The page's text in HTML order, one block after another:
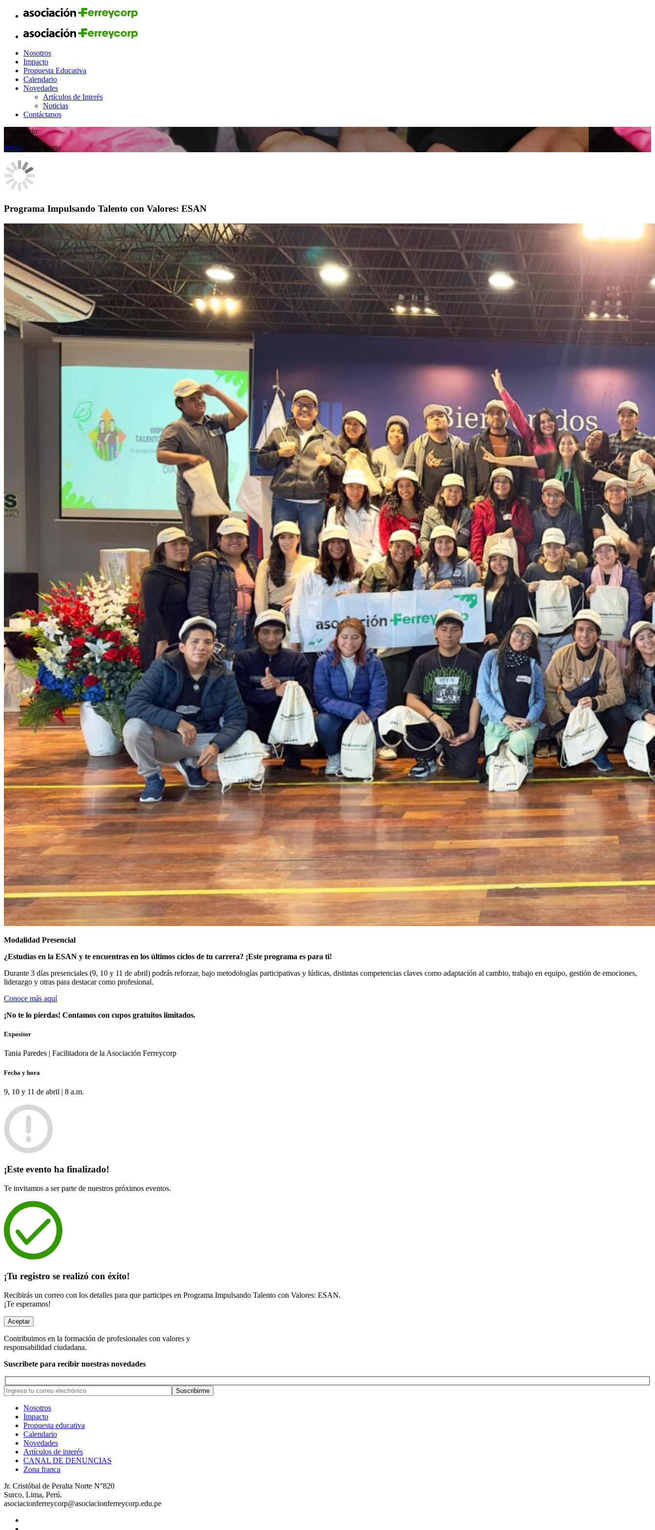
Nosotros
Impacto
Propuesta Educativa
Calendario
Novedades
Artículos de Interés
Noticias
Contáctanos
Calendario
Inicio / Calendario
Programa Impulsando Talento con Valores: ESAN
Modalidad Presencial
¿Estudias en la ESAN y te encuentras en los últimos ciclos de tu carrera? ¡Este programa es para ti!
Durante 3 días presenciales (9, 10 y 11 de abril) podrás reforzar, bajo metodologías participativas y lúdicas, distintas competencias claves como adaptación al cambio, trabajo en equipo, gestión de emociones,
liderazgo y otras para destacar como profesional.
Conoce más aquí
¡No te lo pierdas! Contamos con cupos gratuitos limitados.
Expositor
Tania Paredes | Facilitadora de la Asociación Ferreycorp
Fecha y hora
9, 10 y 11 de abril | 8 a.m.
¡Este evento ha finalizado!
Te invitamos a ser parte de nuestros próximos eventos.
¡Tu registro se realizó con éxito!
Recibirás un correo con los detalles para que participes en Programa Impulsando Talento con Valores: ESAN.
¡Te esperamos!
Aceptar
Contribuimos en la formación de profesionales con valores y
responsabilidad ciudadana.
Suscribete para recibir nuestras novedades
Nosotros
Impacto
Propuesta educativa
Calendario
Novedades
Artículos de interés
CANAL DE DENUNCIAS
Zona franca
Jr. Cristóbal de Peralta Norte N°820
Surco, Lima, Perú.
asociacionferreycorp@asociacionferreycorp.edu.pe